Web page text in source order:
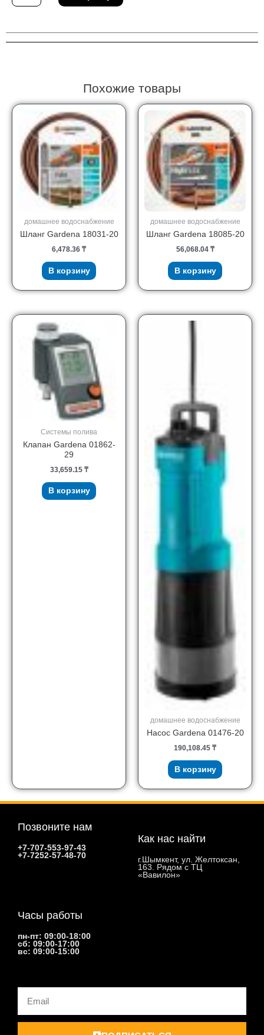
Насадка
Похожие товары
домашнее водоснабжение
Шланг Gardena 18031-20
6,478.36 ₸
В корзину
домашнее водоснабжение
Шланг Gardena 18085-20
56,068.04 ₸
В корзину
Системы полива
Клапан Gardena 01862-
29
33,659.15 ₸
В корзину
домашнее водоснабжение
Насос Gardena 01476-20
190,108.45 ₸
В корзину
Позвоните нам
+7-707-553-97-43
+7-7252-57-48-70
Как нас найти
г.Шымкент, ул. Желтоксан,
163. Рядом с ТЦ
«Вавилон»
Часы работы
пн-пт: 09:00-18:00
сб: 09:00-17:00
вс: 09:00-15:00
Email